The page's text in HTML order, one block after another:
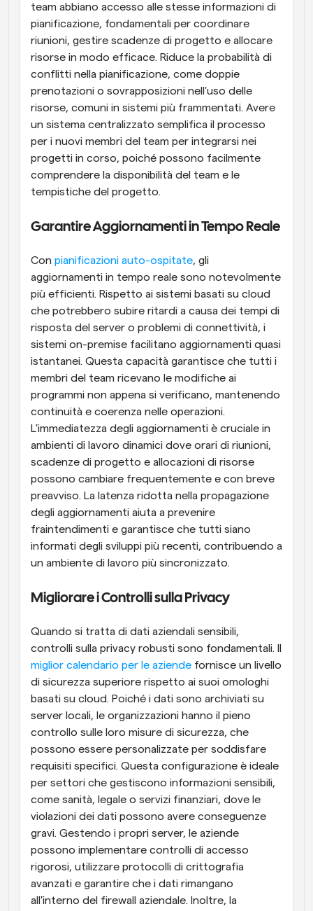
team abbiano accesso alle stesse informazioni di
pianificazione, fondamentali per coordinare
riunioni, gestire scadenze di progetto e allocare
risorse in modo efficace. Riduce la probabilità di
conflitti nella pianificazione, come doppie
prenotazioni o sovrapposizioni nell'uso delle
risorse, comuni in sistemi più frammentati. Avere
un sistema centralizzato semplifica il processo
per i nuovi membri del team per integrarsi nei
progetti in corso, poiché possono facilmente
comprendere la disponibilità del team e le
tempistiche del progetto.
Garantire Aggiornamenti in Tempo Reale
Con pianificazioni auto-ospitate, gli
aggiornamenti in tempo reale sono notevolmente
più efficienti. Rispetto ai sistemi basati su cloud
che potrebbero subire ritardi a causa dei tempi di
risposta del server o problemi di connettività, i
sistemi on-premise facilitano aggiornamenti quasi
istantanei. Questa capacità garantisce che tutti i
membri del team ricevano le modifiche ai
programmi non appena si verificano, mantenendo
continuità e coerenza nelle operazioni.
L'immediatezza degli aggiornamenti è cruciale in
ambienti di lavoro dinamici dove orari di riunioni,
scadenze di progetto e allocazioni di risorse
possono cambiare frequentemente e con breve
preavviso. La latenza ridotta nella propagazione
degli aggiornamenti aiuta a prevenire
fraintendimenti e garantisce che tutti siano
informati degli sviluppi più recenti, contribuendo a
un ambiente di lavoro più sincronizzato.
Migliorare i Controlli sulla Privacy
Quando si tratta di dati aziendali sensibili,
controlli sulla privacy robusti sono fondamentali. Il
miglior calendario per le aziende fornisce un livello
di sicurezza superiore rispetto ai suoi omologhi
basati su cloud. Poiché i dati sono archiviati su
server locali, le organizzazioni hanno il pieno
controllo sulle loro misure di sicurezza, che
possono essere personalizzate per soddisfare
requisiti specifici. Questa configurazione è ideale
per settori che gestiscono informazioni sensibili,
come sanità, legale o servizi finanziari, dove le
violazioni dei dati possono avere conseguenze
gravi. Gestendo i propri server, le aziende
possono implementare controlli di accesso
rigorosi, utilizzare protocolli di crittografia
avanzati e garantire che i dati rimangano
all'interno del firewall aziendale. Inoltre, la